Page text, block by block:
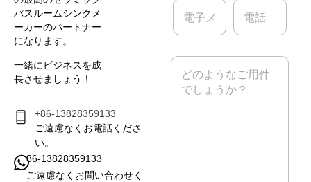
バスルームシンクメ
ーカーのパートナー
になります。
一緒にビジネスを成
長させましょう！
+86-13828359133
ご遠慮なくお電話くださ
い。
86-13828359133
ご遠慮なくお問い合わせく
電
メ
ル
電
メ